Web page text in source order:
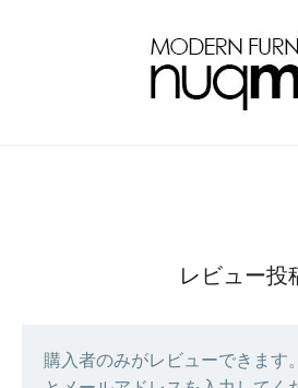
レビュー投
購入者のみがレビューできます